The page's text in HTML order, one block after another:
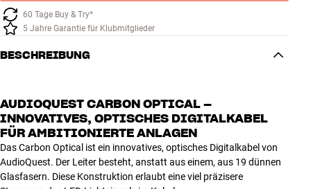
60 Tage Buy & Try*
5 Jahre Garantie für Klubmitglieder
BESCHREIBUNG
AUDIOQUEST CARBON OPTICAL –
INNOVATIVES, OPTISCHES DIGITALKABEL
FÜR AMBITIONIERTE ANLAGEN
Das Carbon Optical ist ein innovatives, optisches Digitalkabel von
AudioQuest. Der Leiter besteht, anstatt aus einem, aus 19 dünnen
Glasfasern. Diese Konstruktion erlaubt eine viel präzisere